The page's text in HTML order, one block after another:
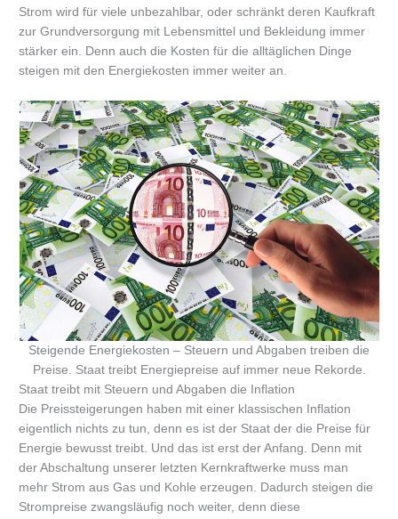
Strom wird für viele unbezahlbar, oder schränkt deren Kaufkraft
zur Grundversorgung mit Lebensmittel und Bekleidung immer
stärker ein. Denn auch die Kosten für die alltäglichen Dinge
steigen mit den Energiekosten immer weiter an.
Steigende Energiekosten – Steuern und Abgaben treiben die
Preise. Staat treibt Energiepreise auf immer neue Rekorde.
Staat treibt mit Steuern und Abgaben die Inflation
Die Preissteigerungen haben mit einer klassischen Inflation
eigentlich nichts zu tun, denn es ist der Staat der die Preise für
Energie bewusst treibt. Und das ist erst der Anfang. Denn mit
der Abschaltung unserer letzten Kernkraftwerke muss man
mehr Strom aus Gas und Kohle erzeugen. Dadurch steigen die
Strompreise zwangsläufig noch weiter, denn diese